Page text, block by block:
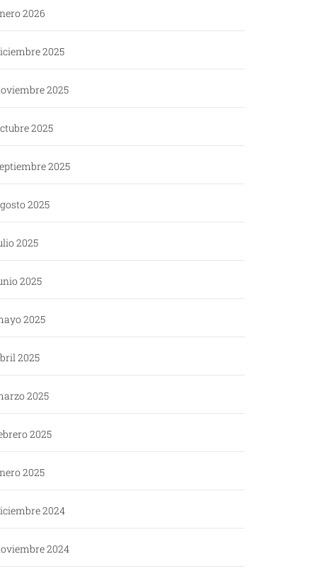
2026
2025
2025
2025
2025
2025
2025
2025
2025
2025
2025
2025
2025
2024
2024